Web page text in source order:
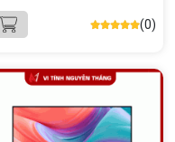
(0)